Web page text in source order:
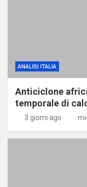
ANALISI ITALIA
Anticiclone
temporale di
3 giorni ago